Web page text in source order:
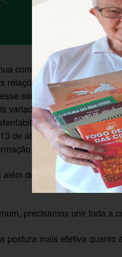
com processos
relações, no cuidado para
sentido estão
variadas temáticas. No
e consumo
de abril, das 19h30 às
nacional do Cebi e
do conteúdo próprio da
precisamos unir toda a
postura mais efetiva quanto